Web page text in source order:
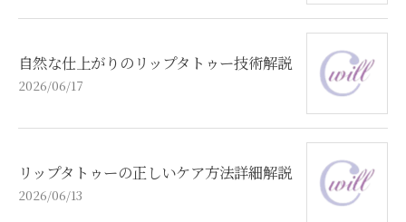
自然な仕上がりのリップタトゥー技術解説
2026/06/17
リップタトゥーの正しいケア方法詳細解説
2026/06/13